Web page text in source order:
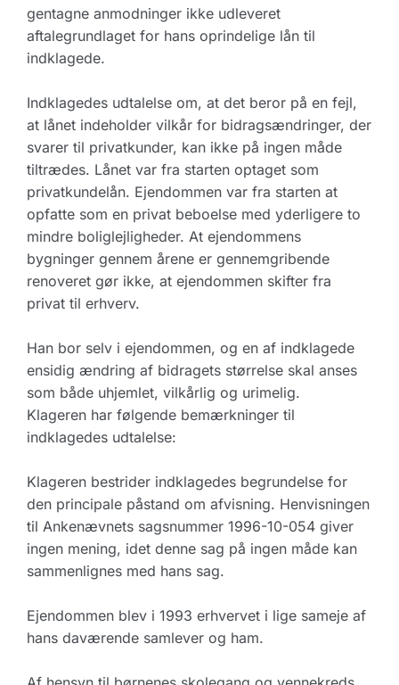
gentagne anmodninger ikke udleveret
aftalegrundlaget for hans oprindelige lån til
indklagede.
Indklagedes udtalelse om, at det beror på en fejl,
at lånet indeholder vilkår for bidragsændringer, der
svarer til privatkunder, kan ikke på ingen måde
tiltrædes. Lånet var fra starten optaget som
privatkundelån. Ejendommen var fra starten at
opfatte som en privat beboelse med yderligere to
mindre boliglejligheder. At ejendommens
bygninger gennem årene er gennemgribende
renoveret gør ikke, at ejendommen skifter fra
privat til erhverv.
Han bor selv i ejendommen, og en af indklagede
ensidig ændring af bidragets størrelse skal anses
som både uhjemlet, vilkårlig og urimelig.
Klageren har følgende bemærkninger til
indklagedes udtalelse:
Klageren bestrider indklagedes begrundelse for
den principale påstand om afvisning. Henvisningen
til Ankenævnets sagsnummer 1996-10-054 giver
ingen mening, idet denne sag på ingen måde kan
sammenlignes med hans sag.
Ejendommen blev i 1993 erhvervet i lige sameje af
hans daværende samlever og ham.